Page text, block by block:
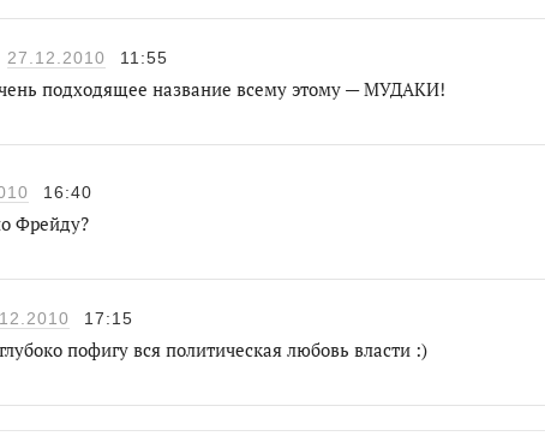
27.12.2010 11:55
подходящее название всему этому — МУДАКИ!
16:40
Фрейду?
17:15
пофигу вся политическая любовь власти :)